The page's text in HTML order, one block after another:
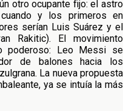
otro ocupante fijo: el astro
y los primeros en
serían Luis Suárez y el
Rakitic). El movimiento
poderoso: Leo Messi se
de balones hacia los
La nueva propuesta
ya se intuía la más